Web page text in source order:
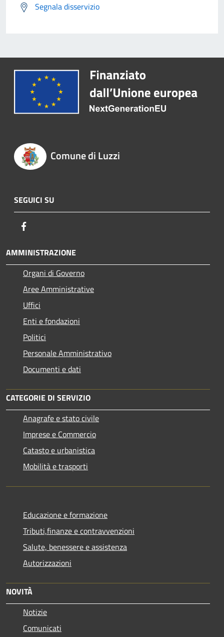
Segnala disservizio
Comune di Luzzi
SEGUICI SU
AMMINISTRAZIONE
Organi di Governo
Aree Amministrative
Uffici
Enti e fondazioni
Politici
Personale Amministrativo
Documenti e dati
CATEGORIE DI SERVIZIO
Anagrafe e stato civile
Imprese e Commercio
Catasto e urbanistica
Mobilità e trasporti
Educazione e formazione
Tributi,finanze e contravvenzioni
Salute, benessere e assistenza
Autorizzazioni
NOVITÀ
Notizie
Comunicati